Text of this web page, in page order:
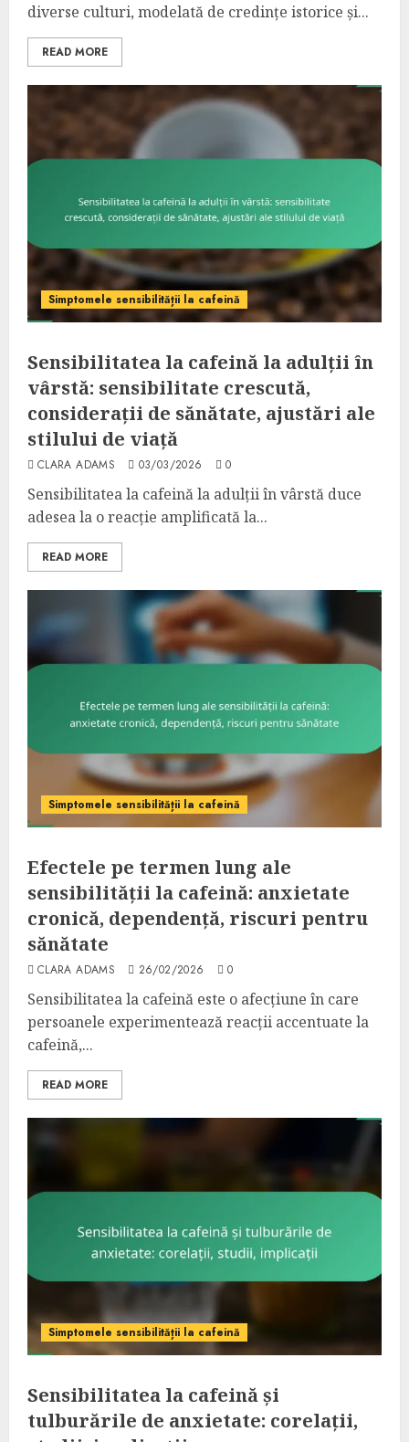
diverse culturi, modelată de credințe istorice și...
READ MORE
Simptomele sensibilității la cafeină
Sensibilitatea la cafeină la adulții în
vârstă: sensibilitate crescută,
considerații de sănătate, ajustări ale
stilului de viață
CLARA ADAMS 03/03/2026 0
Sensibilitatea la cafeină la adulții în vârstă duce
adesea la o reacție amplificată la...
READ MORE
Simptomele sensibilității la cafeină
Efectele pe termen lung ale
sensibilității la cafeină: anxietate
cronică, dependență, riscuri pentru
sănătate
CLARA ADAMS 26/02/2026 0
Sensibilitatea la cafeină este o afecțiune în care
persoanele experimentează reacții accentuate la
cafeină,...
READ MORE
Simptomele sensibilității la cafeină
Sensibilitatea la cafeină și
tulburările de anxietate: corelații,